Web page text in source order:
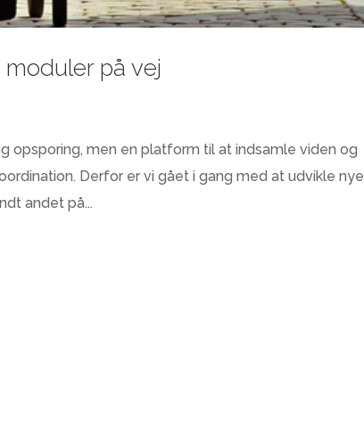
på vej
opsporing, men en platform til at indsamle viden og
Derfor er vi gået i gang med at udvikle nye
andet på...